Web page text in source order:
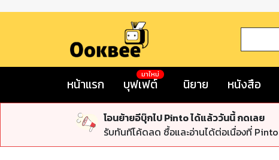
หน้าแรก บุฟเฟต์
มาใหม่
นิยาย หนังสือ
โอนย้ายอีบุ๊กไป Pinto ได้แล้ววันนี้ กดเลย
รับทันทีโค้ดลด ซื้อและอ่านได้ต่อเนื่องที่ Pinto